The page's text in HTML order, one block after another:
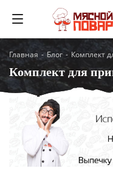
Главная - Блог - Комплект
Комплект для